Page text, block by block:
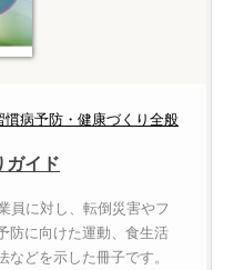
慣病予防・健康づくり全般
ガイド
員に対し、転倒災害やフ
防に向けた運動、食生活
どを示した冊子です。